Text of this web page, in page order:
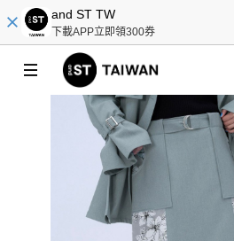
and ST TW
下載APP立即領300券